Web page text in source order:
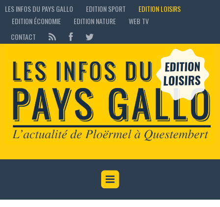
LES INFOS DU PAYS GALLO EDITION SPORT
EDITION LOISIRS
EDITION ÉCONOMIE
EDITION NATURE
WEB TV
CONTACT